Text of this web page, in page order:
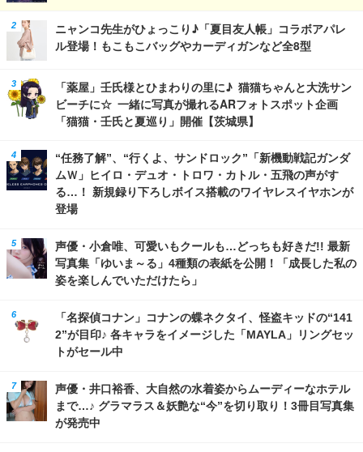
ニャンコ先生がひょっこり♪「夏目友人帳」コラボアパレ
ル登場！もこもこバッグやカーディガンなど全8型
「薬屋」壬氏様とひまわりの里に♪ 猫猫ちゃんと大洗サン
ビーチに☆ 一緒に写真が撮れるARフォトスポット企画
「猫猫・壬氏と夏巡り」開催【茨城県】
“任務了解”、“行くよ、サンドロック”「新機動戦記ガンダ
ムＷ」ヒイロ・デュオ・トロワ・カトル・五飛の声がす
る…！ 新規録り下ろしボイス搭載のワイヤレスイヤホンが
登場
声優・小倉唯、可愛いもクールも…どっちも好きだ!! 最新
写真集「ゆいま～る」4種類の表紙を公開！「成長した私の
姿を楽しんでいただけたら」
「名探偵コナン」コナンの蝶ネクタイ、怪盗キッドの“141
2”が目印♪ 各キャラをイメージした「MAYLA」リングセッ
トがセール中
声優・井口裕香、大自然の水着姿からムーディーなホテル
まで…♪ グラマラス＆妖艶な“今”を切り取り！3冊目写真集
が発売中